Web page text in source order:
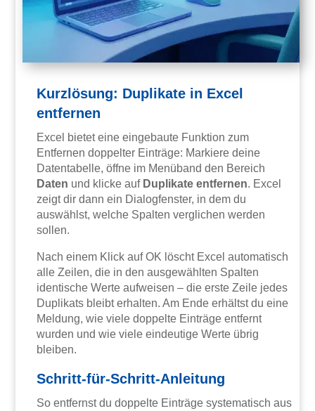
Kurzlösung: Duplikate in Excel
entfernen
Excel bietet eine eingebaute Funktion zum
Entfernen doppelter Einträge: Markiere deine
Datentabelle, öffne im Menüband den Bereich
Daten und klicke auf Duplikate entfernen. Excel
zeigt dir dann ein Dialogfenster, in dem du
auswählst, welche Spalten verglichen werden
sollen.
Nach einem Klick auf OK löscht Excel automatisch
alle Zeilen, die in den ausgewählten Spalten
identische Werte aufweisen – die erste Zeile jedes
Duplikats bleibt erhalten. Am Ende erhältst du eine
Meldung, wie viele doppelte Einträge entfernt
wurden und wie viele eindeutige Werte übrig
bleiben.
Schritt-für-Schritt-Anleitung
So entfernst du doppelte Einträge systematisch aus